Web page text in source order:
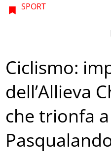
SPORT
Ciclismo:
dell’Allieva
che trionfa a